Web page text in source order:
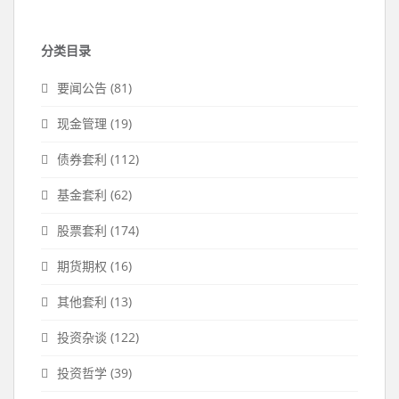
分类目录
要闻公告 (81)
现金管理 (19)
债券套利 (112)
基金套利 (62)
股票套利 (174)
期货期权 (16)
其他套利 (13)
投资杂谈 (122)
投资哲学 (39)